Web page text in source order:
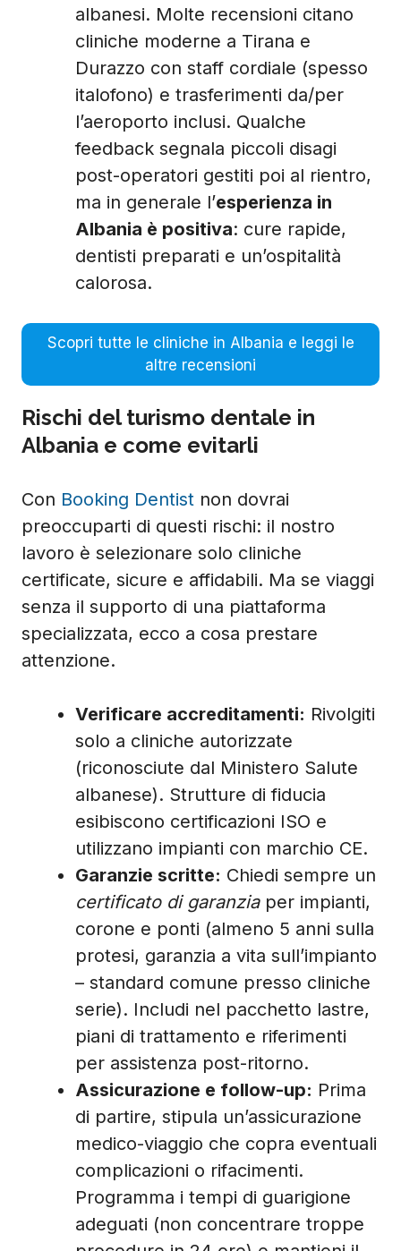
albanesi. Molte recensioni citano
cliniche moderne a Tirana e
Durazzo con staff cordiale (spesso
italofono) e trasferimenti da/per
l’aeroporto inclusi. Qualche
feedback segnala piccoli disagi
post-operatori gestiti poi al rientro,
ma in generale l’esperienza in
Albania è positiva: cure rapide,
dentisti preparati e un’ospitalità
calorosa.
Scopri tutte le cliniche in Albania e leggi le
altre recensioni
Rischi del turismo dentale in
Albania e come evitarli
Con Booking Dentist non dovrai
preoccuparti di questi rischi: il nostro
lavoro è selezionare solo cliniche
certificate, sicure e affidabili. Ma se viaggi
senza il supporto di una piattaforma
specializzata, ecco a cosa prestare
attenzione.
Verificare accreditamenti: Rivolgiti
solo a cliniche autorizzate
(riconosciute dal Ministero Salute
albanese). Strutture di fiducia
esibiscono certificazioni ISO e
utilizzano impianti con marchio CE.
Garanzie scritte: Chiedi sempre un
certificato di garanziaper impianti,
corone e ponti (almeno 5 anni sulla
protesi, garanzia a vita sull’impianto
– standard comune presso cliniche
serie). Includi nel pacchetto lastre,
piani di trattamento e riferimenti
per assistenza post-ritorno.
Assicurazione e follow-up: Prima
di partire, stipula un’assicurazione
medico-viaggio che copra eventuali
complicazioni o rifacimenti.
Programma i tempi di guarigione
adeguati (non concentrare troppe